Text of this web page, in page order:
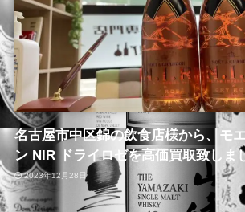
名古屋市中区錦の飲食店様から、モ
ン NIR ドライロゼを高価買取致しま
2023年12月28日